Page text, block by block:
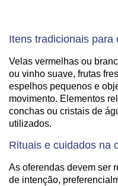
Itens tradicionais para
Velas vermelhas ou
ou vinho suave, frutas
espelhos pequenos e
movimento. Elementos
conchas ou cristais de
utilizados.
Rituais e cuidados na
As oferendas devem ser
de intenção,